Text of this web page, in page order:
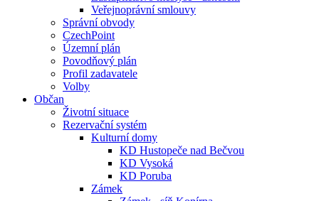
Veřejnoprávní smlouvy
Správní obvody
CzechPoint
Územní plán
Povodňový plán
Profil zadavatele
Volby
Občan
Životní situace
Rezervační systém
Kulturní domy
KD Hustopeče nad Bečvou
KD Vysoká
KD Poruba
Zámek